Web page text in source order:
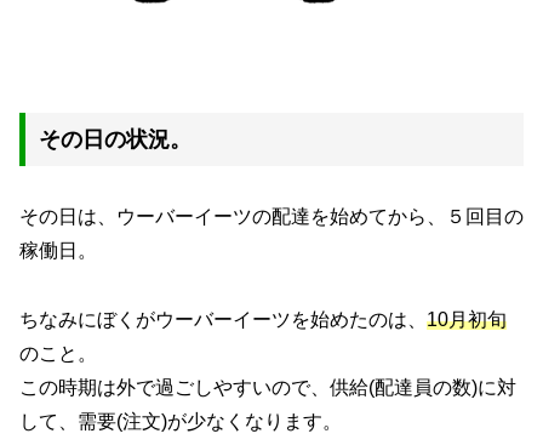
その日の状況。
その日は、ウーバーイーツの配達を始めてから、５回目の
稼働日。
ちなみにぼくがウーバーイーツを始めたのは、 10月初旬
のこと。
この時期は外で過ごしやすいので、供給(配達員の数)に対
して、需要(注文)が少なくなります。